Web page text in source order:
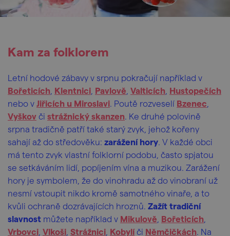
Kam za folklorem
Letní hodové zábavy v srpnu pokračují například v
Bořeticích Klentnici Pavlově Valticích Hustopečích
nebo v Jiřicích u Miroslavi. Poutě rozveselí Bzenec
Vyškov či strážnický skanzen. Ke druhé polovině
srpna tradičně patří také starý zvyk, jehož kořeny
sahají až do středověku: zarážení hory. V každé obci
má tento zvyk vlastní folklorní podobu, často spjatou
se setkáváním lidí, popíjením vína a muzikou. Zarážení
hory je symbolem, že do vinohradu až do vinobraní už
nesmí vstoupit nikdo kromě samotného vinaře, a to
kvůli ochraně dozrávajících hroznů. Zažít tradiční
slavnost můžete například v Mikulově Bořeticích
Vrbovci Vlkoši Strážnici Kobylíči Němčičkách. Na